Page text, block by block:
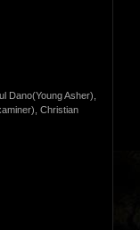
Dano(Young Asher),
Christian